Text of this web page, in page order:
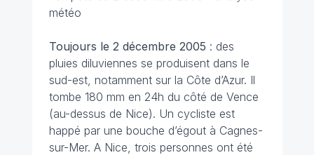
météo
Toujours le 2 décembre 2005 : des
pluies diluviennes se produisent dans le
sud-est, notamment sur la Côte d’Azur. Il
tombe 180 mm en 24h du côté de Vence
(au-dessus de Nice). Un cycliste est
happé par une bouche d’égout à Cagnes-
sur-Mer. A Nice, trois personnes ont été